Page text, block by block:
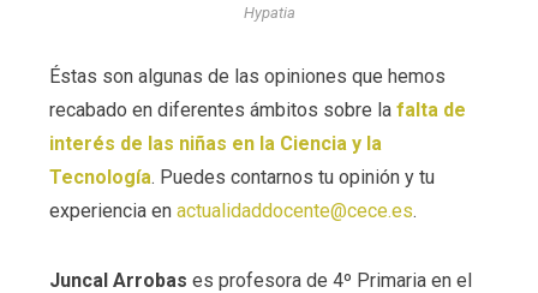
Hypatia
Éstas son algunas de las opiniones que hemos
recabado en diferentes ámbitos sobre la falta de
interés de las niñas en la Ciencia y la
Tecnología. Puedes contarnos tu opinión y tu
experiencia en actualidaddocente@cece.es.
Juncal Arrobas es profesora de 4º Primaria en el